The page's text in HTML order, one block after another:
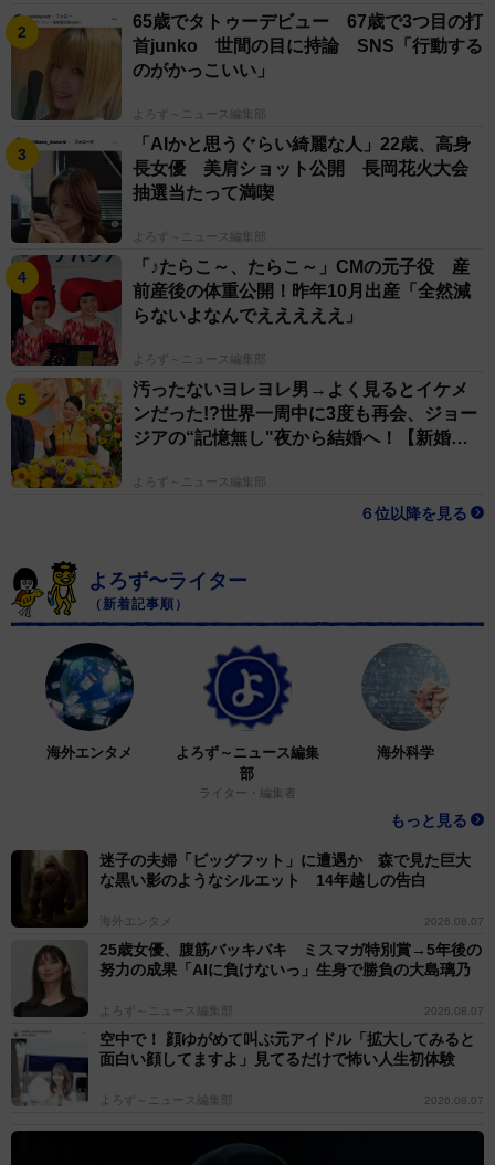
65歳でタトゥーデビュー 67歳で3つ目の打
首junko 世間の目に持論 SNS「行動する
のがかっこいい」
よろず～ニュース編集部
「AIかと思うぐらい綺麗な人」22歳、高身
長女優 美肩ショット公開 長岡花火大会
抽選当たって満喫
よろず～ニュース編集部
「♪たらこ～、たらこ～」CMの元子役 産
前産後の体重公開！昨年10月出産「全然減
らないよなんでえええええ」
よろず～ニュース編集部
汚ったないヨレヨレ男→よく見るとイケメ
ンだった!?世界一周中に3度も再会、ジョー
ジアの“記憶無し"夜から結婚へ！【新婚さ
よろず～ニュース編集部
６位以降を見る
よろず〜ライター
（新着記事順）
海外エンタメ
よろず～ニュース編集
部
ライター・編集者
海外科学
もっと見る
迷子の夫婦「ビッグフット」に遭遇か 森で見た巨大
な黒い影のようなシルエット 14年越しの告白
海外エンタメ 2026.08.07
25歳女優、腹筋バッキバキ ミスマガ特別賞→5年後の
努力の成果「AIに負けないっ」生身で勝負の大島璃乃
よろず～ニュース編集部 2026.08.07
空中で！ 顔ゆがめて叫ぶ元アイドル「拡大してみると
面白い顔してますよ」見てるだけで怖い人生初体験
よろず～ニュース編集部 2026.08.07